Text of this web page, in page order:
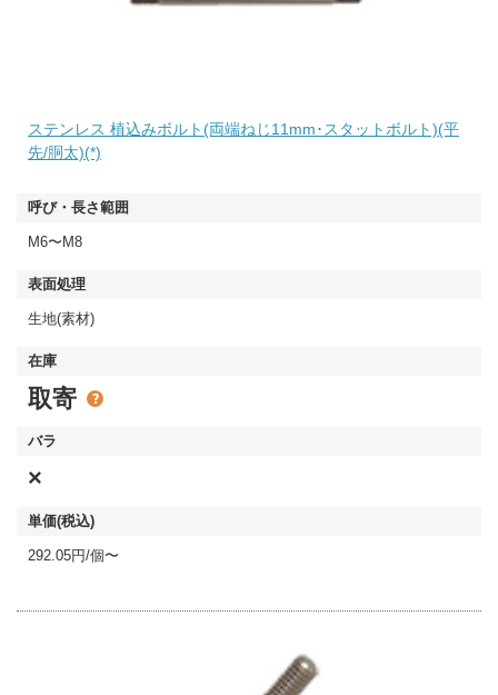
ステンレス 植込みボルト(両端ねじ11mm･スタットボルト)(平
先/胴太)(*)
M6〜M8
生地(素材)
取寄
×
292.05円/個〜